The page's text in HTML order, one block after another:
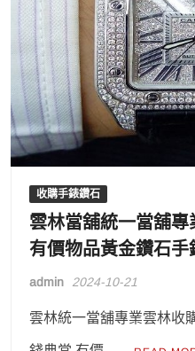
收購手錶鑽石
雲林當舖統一當舖
有價物品黃金鑽石
admin 2024-10-21
雲林統一當舖專業雲林收